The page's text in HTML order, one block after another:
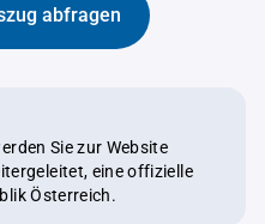
abfragen
Sie zur Website
Österreich.